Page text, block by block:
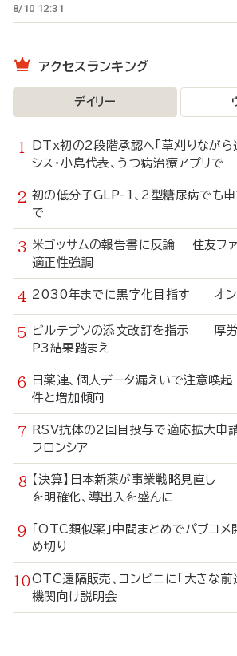
8/10 12:31
アクセスランキング
デイリー
DTx初の2段階承認へ「草刈りなが
シス・小島代表、うつ病治療アプリで
初の低分子GLP-1、2型糖尿病でも
で
米ゴッサムの報告書に反論 住友ファ
適正性強調
2030年までに黒字化目指す オン
ビルテプソの添文改訂を指示 厚労
P3結果踏まえ
日薬連、個人データ漏えいで注意
件と増加傾向
RSV抗体の2回目投与で適応拡大
フロンシア
【決算】日本新薬が事業戦略見直
を明確化、導出入を盛んに
「OTC類似薬」中間まとめでパブ
め切り
OTC遠隔販売、コンビニに「大きな
機関向け説明会